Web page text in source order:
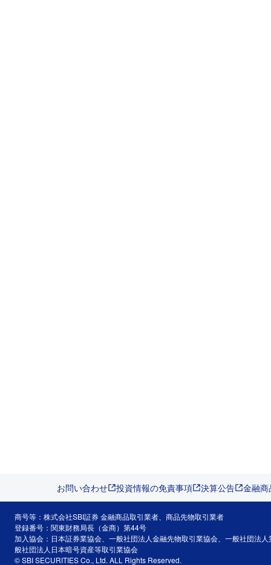
お問い合わせ 投資情報の免責事項 決算公告 金融
商号等：株式会社SBI証券 金融商品取引業者、商品先物取引業者
登録番号：関東財務局長（金商）第44号
加入協会：日本証券業協会、一般社団法人金融先物取引業協会、一般社団法
般社団法人日本暗号資産等取引業協会
© SBI SECURITIES Co., Ltd. ALL Rights Reserved.